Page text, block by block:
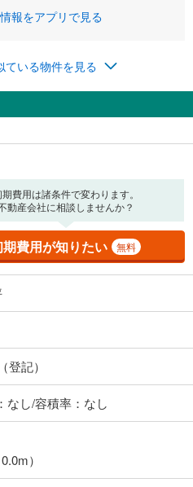
報をアプリで見る
ている物件を見る
費用は諸条件で変わります。
動産会社に相談しませんか？
期費用が知りたい 無料
（登記）
なし/容積率：なし
）